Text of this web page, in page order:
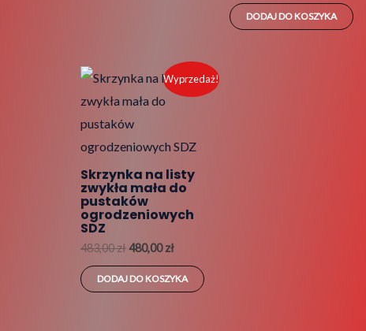
DODAJ DO KOSZYKA
Wyprzedaż!
Skrzynka na listy
zwykła mała do
pustaków
ogrodzeniowych
SDZ
483,00zł
Pierwotna
cena
wynosiła:
480,00zł
Aktualna
cena
wynosi:
DODAJ DO KOSZYKA